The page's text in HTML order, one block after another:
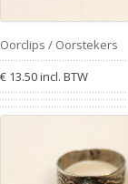
Oorclips / Oorstekers
€ 13.50 incl. BTW